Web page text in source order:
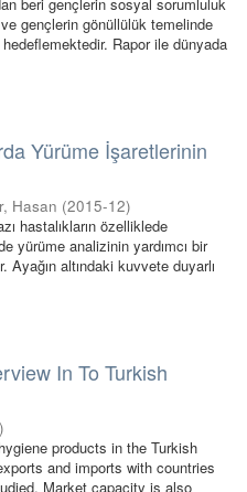
gençlerin gönüllülük temelinde
hedeflemektedir. Rapor ile dünyada
Yürüme İşaretlerinin
Hasan (2015-12)
hastalıkların özelliklede
yürüme analizinin yardımcı bir
Ayağın altındaki kuvvete duyarlı
In To Turkish
)
products in the Turkish
and imports with countries
Market capacity is also